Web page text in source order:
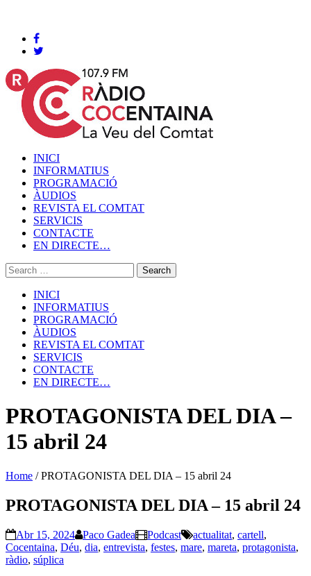
INICI
INFORMATIUS
PROGRAMACIÓ
ÀUDIOS
REVISTA EL COMTAT
SERVICIS
CONTACTE
EN DIRECTE…
INICI
INFORMATIUS
PROGRAMACIÓ
ÀUDIOS
REVISTA EL COMTAT
SERVICIS
CONTACTE
EN DIRECTE…
PROTAGONISTA DEL DIA –
15 abril 24
Home /PROTAGONISTA DEL DIA – 15 abril 24
PROTAGONISTA DEL DIA – 15 abril 24
Abr 15, 2024 Paco Gadea Podcast actualitat, cartell,
Cocentaina, Déu, dia, entrevista, festes, mare, mareta, protagonista,
ràdio, súplica